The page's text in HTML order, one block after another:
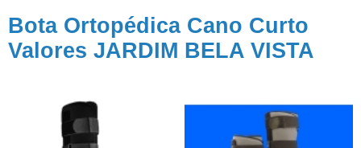
Bota Ortopédica Cano Curto
Valores JARDIM BELA VISTA